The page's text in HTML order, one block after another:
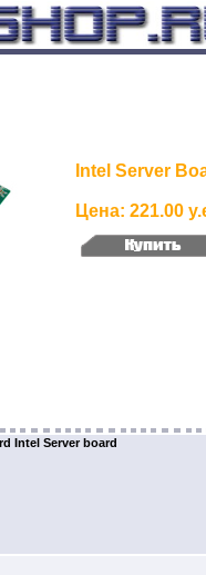
Intel Server
Цена: 221.00
Intel Server board